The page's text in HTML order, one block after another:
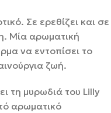
Σε ερεθίζει και σε
Μία αρωματική
να εντοπίσει το
ζωή.
τη μυρωδιά του Lilly
αρωματικό